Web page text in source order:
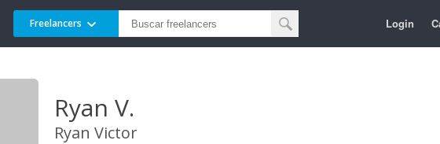
Freelancers Login
Ryan V.
Ryan Victor